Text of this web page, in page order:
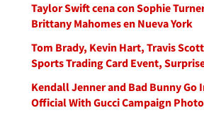
Taylor Swift cena con Sophie
Brittany Mahomes en Nueva York
Tom Brady, Kevin Hart, Travis
Sports Trading Card Event,
Kendall Jenner and Bad Bunny Go
Official With Gucci Campaign